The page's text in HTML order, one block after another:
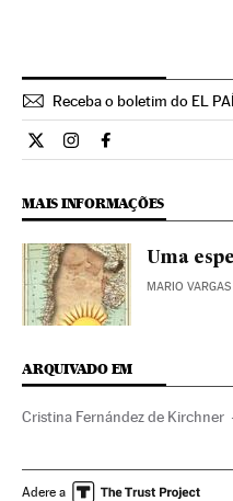
Receba o boletim do EL
Internacional El País
Internacional El País
Internacional El
MAIS INFORMAÇÕES
Uma
MARIO
ARQUIVADO EM
Cristina Fernández de Kirchner
Argentina Eleições América
Adere a